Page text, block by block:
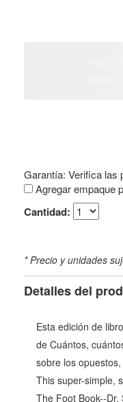
Garantía: Verifica las
Agregar empaque
Cantidad:
* Precio y unidades
Detalles del
Esta edición de
de Cuántos,
sobre los
This super-simple,
The Foot Book--